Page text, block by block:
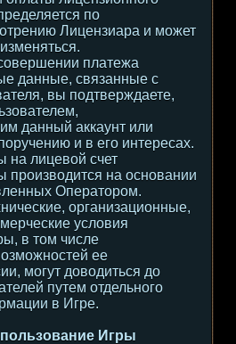
по
Лицензиара и может
платежа
данные, связанные с
вы подтверждаете,
данный аккаунт или
и в его интересах.
на лицевой счет
производится на основании
Оператором.
организационные,
условия
в том числе
ее
могут доводиться до
путем отдельного
в Игре.
Игры